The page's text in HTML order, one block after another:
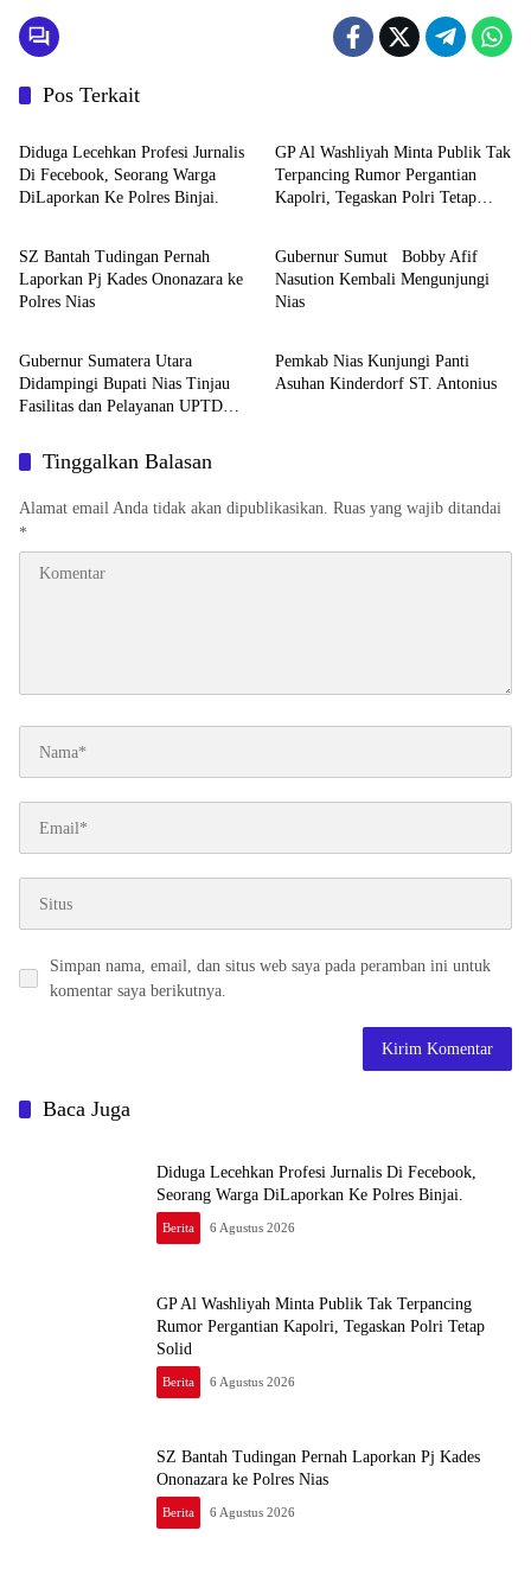
Pos Terkait
Berita
Diduga Lecehkan Profesi Jurnalis
Di Fecebook, Seorang Warga
DiLaporkan Ke Polres Binjai.
GP Al Washliyah Minta Publik Tak
Terpancing Rumor Pergantian
Kapolri, Tegaskan Polri Tetap
Berita
SZ Bantah Tudingan Pernah
Laporkan Pj Kades Ononazara ke
Polres Nias
Berita
Gubernur Sumut Bobby Afif
Nasution Kembali Mengunjungi
Nias
Berita
Gubernur Sumatera Utara
Didampingi Bupati Nias Tinjau
Fasilitas dan Pelayanan UPTD
Berita
Pemkab Nias Kunjungi Panti
Asuhan Kinderdorf ST. Antonius
Tinggalkan Balasan
Alamat email Anda tidak akan dipublikasikan. Ruas yang wajib ditandai
*
Simpan nama, email, dan situs web saya pada peramban ini untuk
komentar saya berikutnya.
Baca Juga
Diduga Lecehkan Profesi Jurnalis Di Fecebook,
Seorang Warga DiLaporkan Ke Polres Binjai.
Berita 6 Agustus 2026
GP Al Washliyah Minta Publik Tak Terpancing
Rumor Pergantian Kapolri, Tegaskan Polri Tetap
Solid
Berita 6 Agustus 2026
SZ Bantah Tudingan Pernah Laporkan Pj Kades
Ononazara ke Polres Nias
Berita 6 Agustus 2026